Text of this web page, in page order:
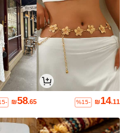
₪14.11
%15-
₪58.65